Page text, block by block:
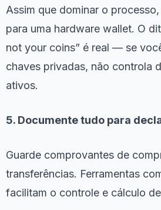
Assim que dominar o
para uma hardware wallet. O
not your coins” é real — se
chaves privadas, não controla
ativos.
5. Documente tudo para
Guarde comprovantes de
transferências. Ferramentas
facilitam o controle e cálculo